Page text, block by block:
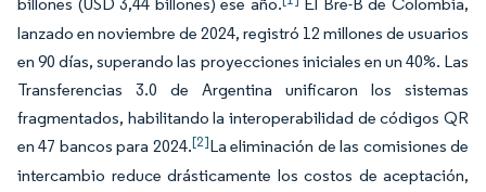
lanzado en noviembre de 2024, registró 12 millones de usuarios
en 90 días, superando las proyecciones iniciales en un 40%. Las
Transferencias 3.0 de Argentina unificaron los sistemas
fragmentados, habilitando la interoperabilidad de códigos QR
en 47 bancos para 2024.[2]La eliminación de las comisiones de
intercambio reduce drásticamente los costos de aceptación,